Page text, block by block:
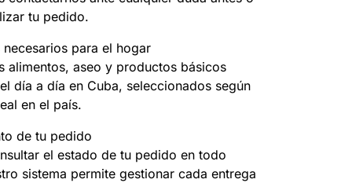
tu pedido.
necesarios para el hogar
alimentos, aseo y productos básicos
día a día en Cuba, seleccionados según
en el país.
de tu pedido
el estado de tu pedido en todo
sistema permite gestionar cada entrega